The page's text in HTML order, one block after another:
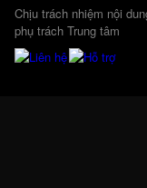
Chịu trách nhiệm nội
phụ trách Trung tâm